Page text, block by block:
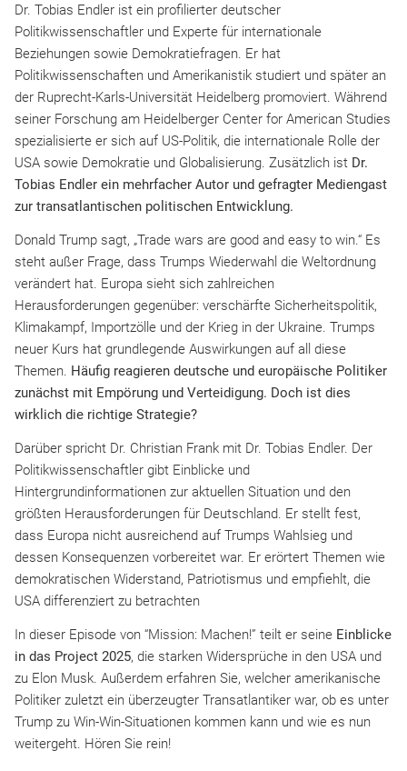
Dr. Tobias Endler ist ein profilierter deutscher
Politikwissenschaftler und Experte für internationale
Beziehungen sowie Demokratiefragen. Er hat
Politikwissenschaften und Amerikanistik studiert und später an
der Ruprecht-Karls-Universität Heidelberg promoviert. Während
seiner Forschung am Heidelberger Center for American Studies
spezialisierte er sich auf US-Politik, die internationale Rolle der
USA sowie Demokratie und Globalisierung. Zusätzlich ist Dr.
Tobias Endler ein mehrfacher Autor und gefragter Mediengast
zur transatlantischen politischen Entwicklung.
Donald Trump sagt, „Trade wars are good and easy to win.“ Es
steht außer Frage, dass Trumps Wiederwahl die Weltordnung
verändert hat. Europa sieht sich zahlreichen
Herausforderungen gegenüber: verschärfte Sicherheitspolitik,
Klimakampf, Importzölle und der Krieg in der Ukraine. Trumps
neuer Kurs hat grundlegende Auswirkungen auf all diese
Themen. Häufig reagieren deutsche und europäische Politiker
zunächst mit Empörung und Verteidigung. Doch ist dies
wirklich die richtige Strategie?
Darüber spricht Dr. Christian Frank mit Dr. Tobias Endler. Der
Politikwissenschaftler gibt Einblicke und
Hintergrundinformationen zur aktuellen Situation und den
größten Herausforderungen für Deutschland. Er stellt fest,
dass Europa nicht ausreichend auf Trumps Wahlsieg und
dessen Konsequenzen vorbereitet war. Er erörtert Themen wie
demokratischen Widerstand, Patriotismus und empfiehlt, die
USA differenziert zu betrachten
In dieser Episode von “Mission: Machen!” teilt er seine Einblicke
in das Project 2025, die starken Widersprüche in den USA und
zu Elon Musk. Außerdem erfahren Sie, welcher amerikanische
Politiker zuletzt ein überzeugter Transatlantiker war, ob es unter
Trump zu Win-Win-Situationen kommen kann und wie es nun
weitergeht. Hören Sie rein!